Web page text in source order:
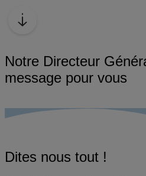
Notre Directeur
message pour vous
Dites nous tout !